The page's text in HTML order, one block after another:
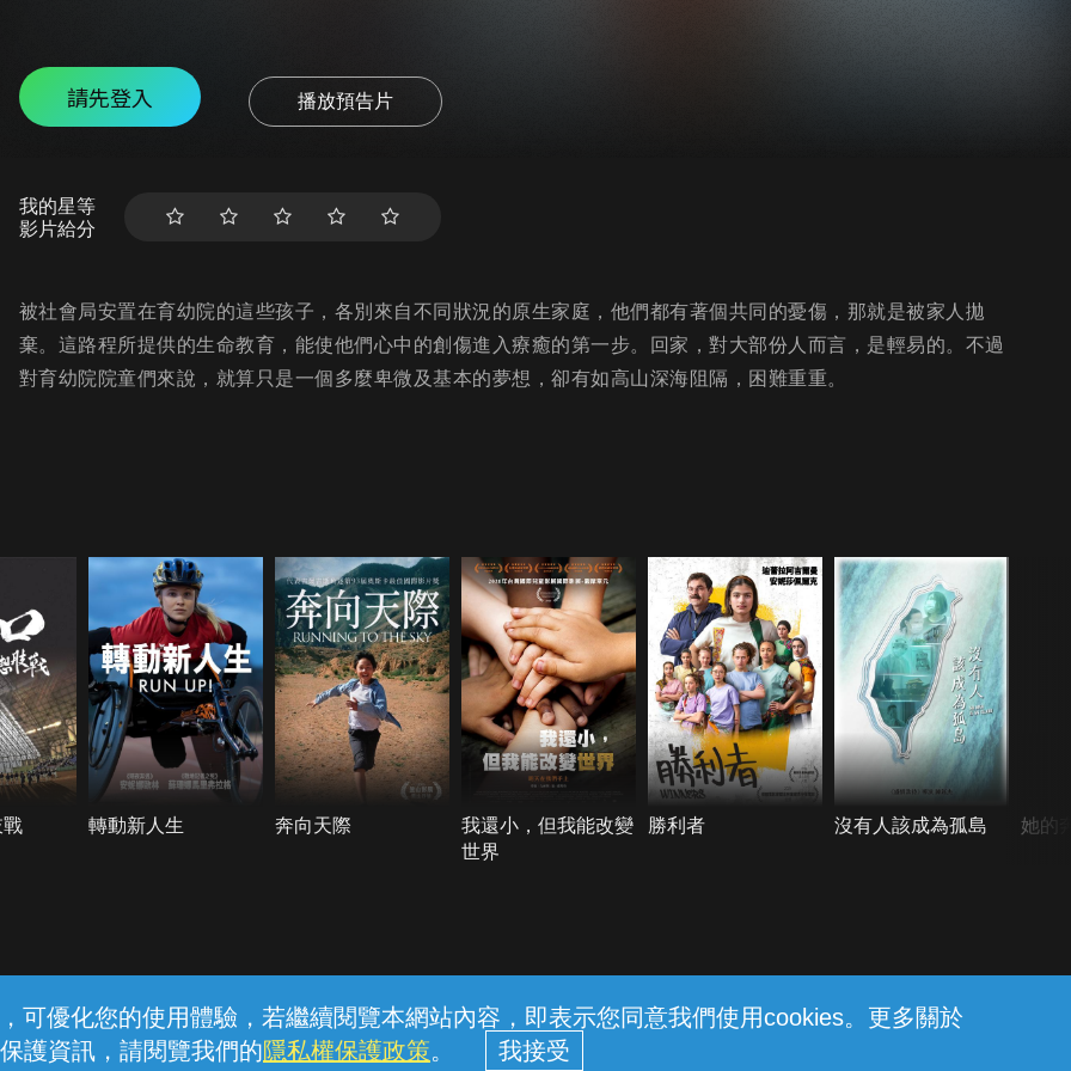
可優化您的使用體驗，若繼續閱覽本網站內容，即表示您同意我們使用cookies。更多關於
護資訊，請閱覽我們的隱私權保護政策。
請先登入 播放預告片
我的星等
影片給分
被社會局安置在育幼院的這些孩子，各別來自不同狀況的原生家庭，他們都有著個共同的憂傷，那就是被家人拋
棄。這路程所提供的生命教育，能使他們心中的創傷進入療癒的第一步。回家，對大部份人而言，是輕易的。不過
對育幼院院童們來說，就算只是一個多麼卑微及基本的夢想，卻有如高山深海阻隔，困難重重。
戰 轉動新人生 奔向天際
我還小，但我能改變
世界
勝利者 沒有人該成為孤島 她的
線上客服 服務條款 隱私權保護
中華電信股份有限公司個人家庭分公司 (統一編號：96979949) © 2026